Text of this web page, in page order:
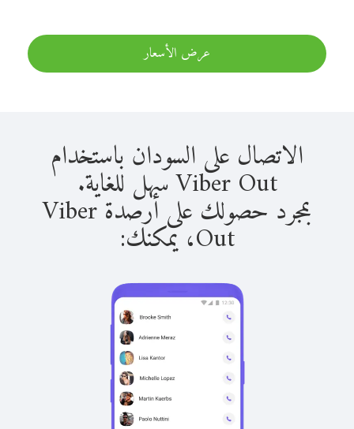
عرض الأسعار
الاتصال على السودان باستخدام
Viber Out سهل للغاية.
بمجرد حصولك على أرصدة Viber
Out، يمكنك: